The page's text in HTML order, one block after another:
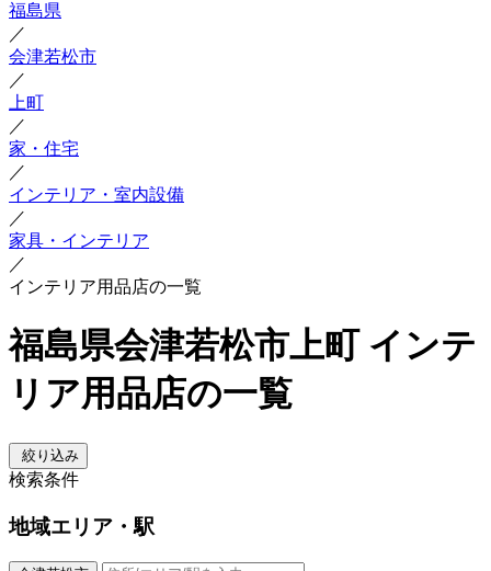
福島県
／
会津若松市
／
上町
／
家・住宅
／
インテリア・室内設備
／
家具・インテリア
／
インテリア用品店の一覧
福島県会津若松市上町 インテ
リア用品店の一覧
絞り込み
検索条件
地域エリア・駅